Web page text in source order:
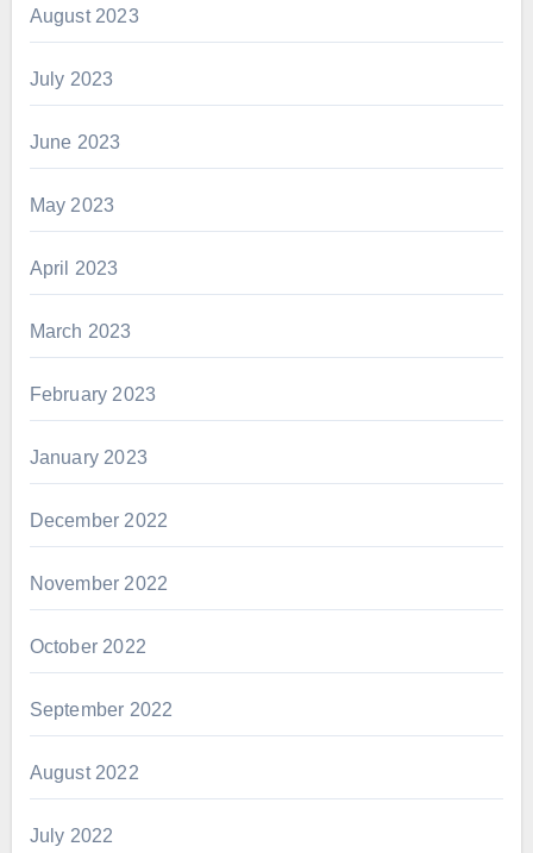
August 2023
July 2023
June 2023
May 2023
April 2023
March 2023
February 2023
January 2023
December 2022
November 2022
October 2022
September 2022
August 2022
July 2022